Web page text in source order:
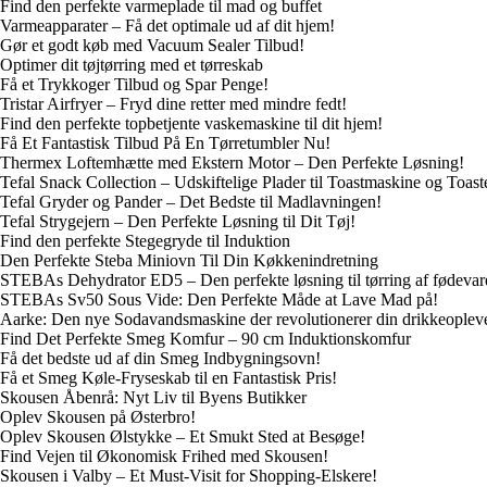
Find den perfekte varmeplade til mad og buffet
Varmeapparater – Få det optimale ud af dit hjem!
Gør et godt køb med Vacuum Sealer Tilbud!
Optimer dit tøjtørring med et tørreskab
Få et Trykkoger Tilbud og Spar Penge!
Tristar Airfryer – Fryd dine retter med mindre fedt!
Find den perfekte topbetjente vaskemaskine til dit hjem!
Få Et Fantastisk Tilbud På En Tørretumbler Nu!
Thermex Loftemhætte med Ekstern Motor – Den Perfekte Løsning!
Tefal Snack Collection – Udskiftelige Plader til Toastmaskine og
Tefal Gryder og Pander – Det Bedste til Madlavningen!
Tefal Strygejern – Den Perfekte Løsning til Dit Tøj!
Find den perfekte Stegegryde til Induktion
Den Perfekte Steba Miniovn Til Din Køkkenindretning
STEBAs Dehydrator ED5 – Den perfekte løsning til tørring af
STEBAs Sv50 Sous Vide: Den Perfekte Måde at Lave Mad på!
Aarke: Den nye Sodavandsmaskine der revolutionerer din
Find Det Perfekte Smeg Komfur – 90 cm Induktionskomfur
Få det bedste ud af din Smeg Indbygningsovn!
Få et Smeg Køle-Fryseskab til en Fantastisk Pris!
Skousen Åbenrå: Nyt Liv til Byens Butikker
Oplev Skousen på Østerbro!
Oplev Skousen Ølstykke – Et Smukt Sted at Besøge!
Find Vejen til Økonomisk Frihed med Skousen!
Skousen i Valby – Et Must-Visit for Shopping-Elskere!